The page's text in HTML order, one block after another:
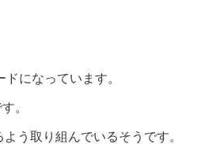
になっています。
。
う取り組んでいるそうです。